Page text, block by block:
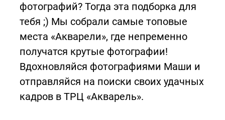
фотографий? Тогда эта подборка для
тебя ;) Мы собрали самые топовые
места «Акварели», где непременно
получатся крутые фотографии!
Вдохновляйся фотографиями Маши и
отправляйся на поиски своих удачных
кадров в ТРЦ «Акварель».